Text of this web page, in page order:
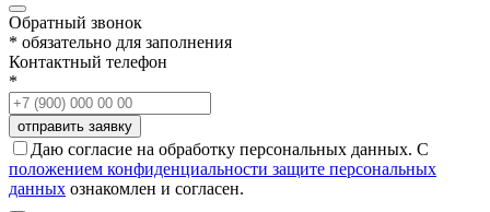
Обратный звонок
* обязательно для заполнения
Контактный телефон
*
Даю согласие на обработку персональных данных. С
положением конфиденциальности защите персональных
данных ознакомлен и согласен.